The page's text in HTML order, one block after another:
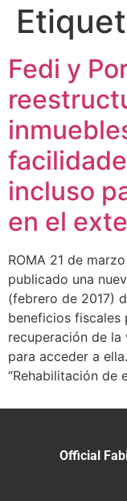
Fedi y
incluso
en el
ROMA 21 de
publicado una
(febrero de 2017)
beneficios fiscales
recuperación de
para acceder a
“Rehabilitación de
Official